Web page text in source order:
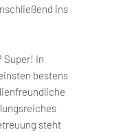
ins
Super! In
bestens
steht